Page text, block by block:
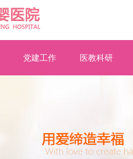
党建工作 医教科研